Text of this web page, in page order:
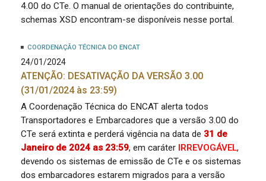
4.00 do CTe. O manual de orientações do contribuinte,
schemas XSD encontram-se disponíveis nesse portal.
COORDENAÇÃO TÉCNICA DO ENCAT
24/01/2024
ATENÇÃO: DESATIVAÇÃO DA VERSÃO 3.00
(31/01/2024 às 23:59)
A Coordenação Técnica do ENCAT alerta todos
Transportadores e Embarcadores que a versão 3.00 do
CTe será extinta e perderá vigência na data de 31 de
Janeiro de 2024 as 23:59, em caráter IRREVOGÁVEL,
devendo os sistemas de emissão de CTe e os sistemas
dos embarcadores estarem migrados para a versão